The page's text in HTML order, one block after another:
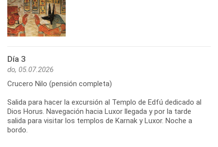
Día 3
do, 05.07.2026
Crucero Nilo (pensión completa)
Salida para hacer la excursión al Templo de Edfú dedicado al
Dios Horus. Navegación hacia Luxor llegada y por la tarde
salida para visitar los templos de Karnak y Luxor. Noche a
bordo.